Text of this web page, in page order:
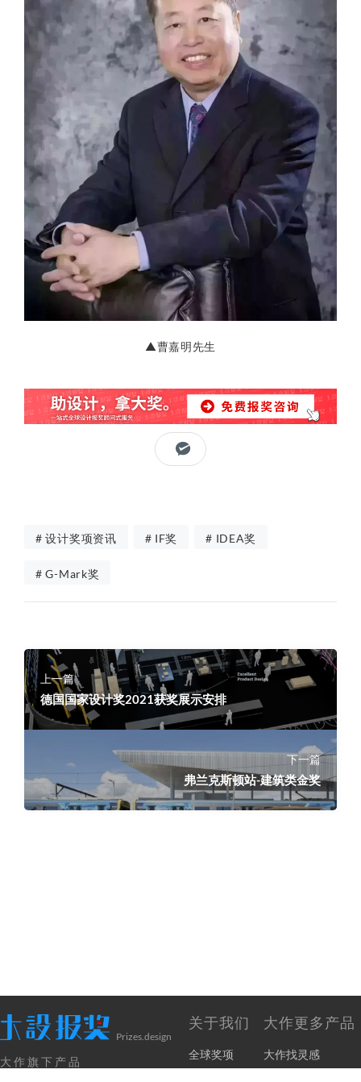
▲曹嘉明先生
# 设计奖项资讯 # IF奖 # IDEA奖
# G-Mark奖
上一篇
德国国家设计奖2021获奖展示安排
下一篇
弗兰克斯顿站-建筑类金奖
Prizes.design
大作旗下产品
关于我们
全球奖项
大作更多产品
大作找灵感